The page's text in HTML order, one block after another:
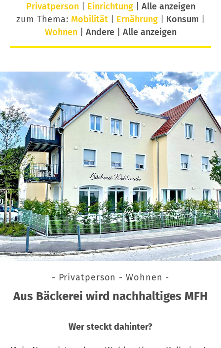
Privatperson| Einrichtung| Alle anzeigen
zum Thema: Mobilität Ernährung Konsum
Wohnen| Andere| Alle anzeigen
- Privatperson - Wohnen -
Aus Bäckerei wird nachhaltiges MFH
Wer steckt dahinter?